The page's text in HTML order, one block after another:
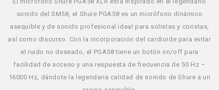
sonido del SM58, el Shure PGA58 es un micrófono dinámico
asequible y de sonido profesional ideal para solistas y coristas,
así como discurso. Con la incorporación del cardioide para evitar
el ruido no deseado, el PGA58 tiene un botón on/off para
facilidad de acceso y una respuesta de frecuencia de 50 Hz –
16000 Hz, dándote la legendaria calidad de sonido de Shure a un